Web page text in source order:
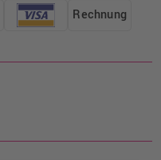
Rechnung